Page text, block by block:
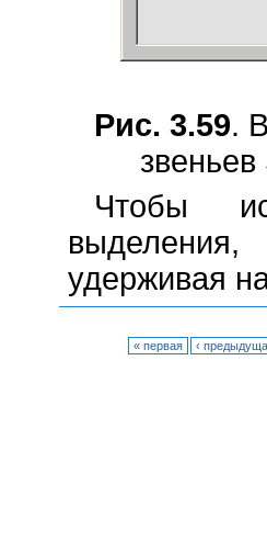
Рис. 3.59.
Чтобы
удерживая
« первая ‹